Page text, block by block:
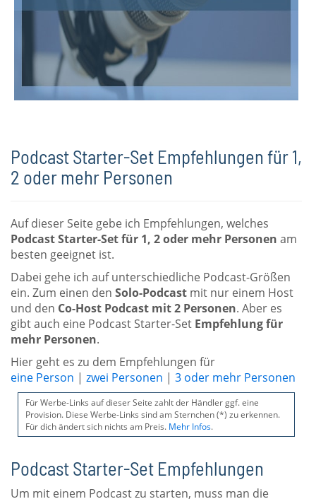
Podcast Starter-Set Empfehlungen für 1,
2 oder mehr Personen
Auf dieser Seite gebe ich Empfehlungen, welches
Podcast Starter-Set für 1, 2 oder mehr Personen am
besten geeignet ist.
Dabei gehe ich auf unterschiedliche Podcast-Größen
ein. Zum einen den Solo-Podcast mit nur einem Host
und den Co-Host Podcast mit 2 Personen. Aber es
gibt auch eine Podcast Starter-Set Empfehlung für
mehr Personen.
Hier geht es zu dem Empfehlungen für
eine Person | zwei Personen | 3 oder mehr Personen
Für Werbe-Links auf dieser Seite zahlt der Händler ggf. eine
Provision. Diese Werbe-Links sind am Sternchen (*) zu erkennen.
Für dich ändert sich nichts am Preis. Mehr Infos.
Podcast Starter-Set Empfehlungen
Um mit einem Podcast zu starten, muss man die